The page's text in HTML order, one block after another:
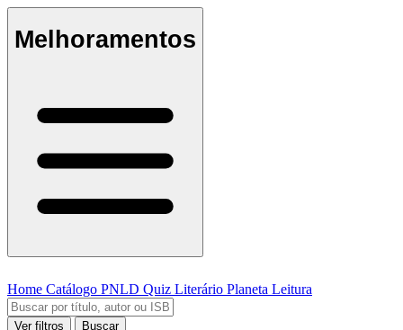
Melhoramentos
Home Catálogo PNLD Quiz Literário Planeta Leitura
Ver filtros
Buscar